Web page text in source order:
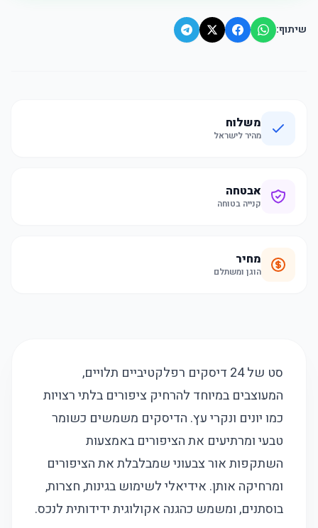
שיתוף:
משלוח
מהיר לישראל
אבטחה
קנייה בטוחה
מחיר
הוגן ומשתלם
סט של 24 דיסקים רפלקטיביים תלויים,
המעוצבים במיוחד להרחיק ציפורים בלתי רצויות
כמו יונים ונקרי עץ. הדיסקים משמשים כשומר
טבעי ומרתיעים את הציפורים באמצעות
השתקפות אור צבעוני שמבלבלת את הציפורים
ומרחיקה אותן. אידיאלי לשימוש בגינות, חצרות,
בוסתנים, ומשמש כהגנה אקולוגית ידידותית לנכס.